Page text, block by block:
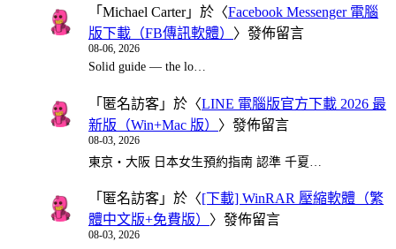
「 Michael Carter」於〈Facebook Messenger 電腦
版下載（FB傳訊軟體） 〉發佈留言
08-06, 2026
Solid guide — the lo…
「 匿名訪客 」於〈LINE 電腦版官方下載 2026 最
新版（Win+Mac 版） 〉發佈留言
08-03, 2026
東京・大阪 日本女生預約指南 認準 千夏…
「 匿名訪客 」於〈[下載] WinRAR 壓縮軟體（繁
體中文版+免費版） 〉發佈留言
08-03, 2026